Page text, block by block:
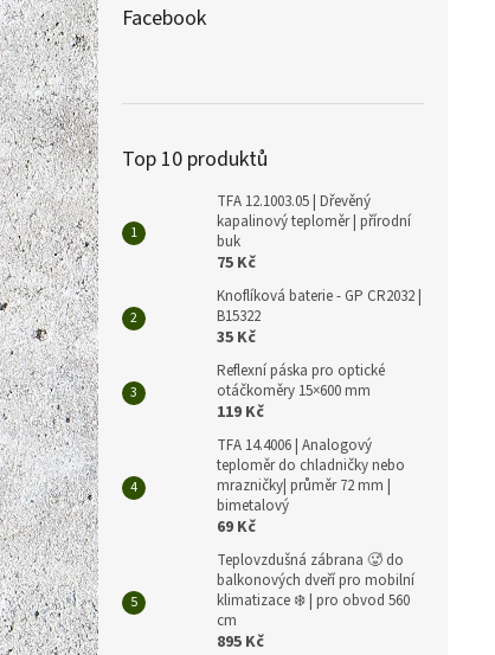
Facebook
Top 10 produktů
TFA 12.1003.05 | Dřevěný
kapalinový teploměr | přírodní
buk
75 Kč
Knoflíková baterie - GP CR2032 |
B15322
35 Kč
Reflexní páska pro optické
otáčkoměry 15×600 mm
119 Kč
TFA 14.4006 | Analogový
teploměr do chladničky nebo
mrazničky| průměr 72 mm |
bimetalový
69 Kč
Teplovzdušná zábrana 🥵 do
balkonových dveří pro mobilní
klimatizace ❄️ | pro obvod 560
cm
895 Kč